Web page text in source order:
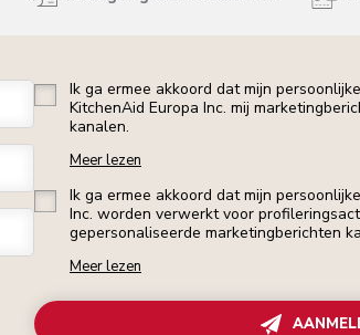
Ik ga ermee akkoord dat mijn
KitchenAid Europa Inc. mij
kanalen.
Meer lezen
Ik ga ermee akkoord dat mijn
Inc. worden verwerkt voor
gepersonaliseerde marketingberichten
Meer lezen